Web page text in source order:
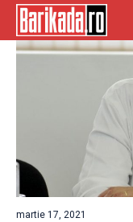
martie 17, 2021